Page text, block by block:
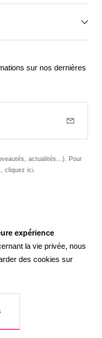
expérience
la vie privée, nous
des cookies sur
sur nos dernières
actualités...). Pour
cliquez ici
d'accès, de
Conformément à la